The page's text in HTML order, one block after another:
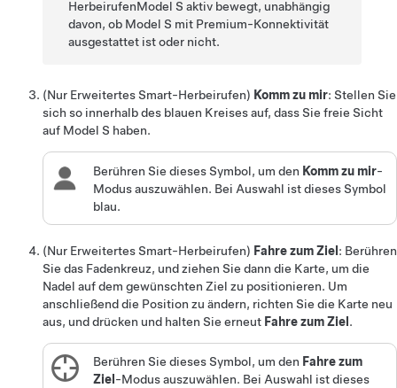
HerbeirufenModel S aktiv bewegt, unabhängig
davon, ob Model S mit Premium-Konnektivität
ausgestattet ist oder nicht.
(Nur Erweitertes Smart-Herbeirufen) Komm zu mir: Stellen Sie
sich so innerhalb des blauen Kreises auf, dass Sie freie Sicht
auf Model S haben.
Berühren Sie dieses Symbol, um den Komm zu mir-
Modus auszuwählen. Bei Auswahl ist dieses Symbol
blau.
(Nur Erweitertes Smart-Herbeirufen) Fahre zum Ziel : Berühren
Sie das Fadenkreuz, und ziehen Sie dann die Karte, um die
Nadel auf dem gewünschten Ziel zu positionieren. Um
anschließend die Position zu ändern, richten Sie die Karte neu
aus, und drücken und halten Sie erneut Fahre zum Ziel .
Berühren Sie dieses Symbol, um den Fahre zum
Ziel -Modus auszuwählen. Bei Auswahl ist dieses